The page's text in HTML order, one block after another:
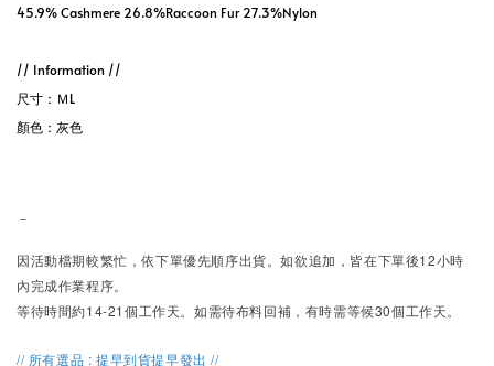
45.9% Cashmere 26.8%Raccoon Fur 27.3%Nylon
// Information //
尺寸：ＭL
顏色：灰色
－
因活動檔期較繁忙，依下單優先順序出貨。如欲追加，皆在下單後12小時
內完成作業程序。
等待時間約14-21個工作天。如需待布料回補，有時需等候30個工作天。
// 所有選品 : 提早到貨提早發出 //